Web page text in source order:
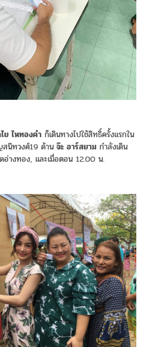
ย ไหทองคำ ก็เดินทางไปใช้สิทธิ์ครั้งแรกใน
สนิทวงศ์19 ด้าน จ๊ะ อาร์สยาม กำลังเดิน
อ่างทอง, และเมื่อตอน 12.00 น.